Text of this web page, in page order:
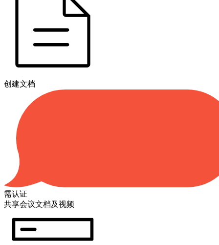
创建文档
需认证
共享会议文档及视频